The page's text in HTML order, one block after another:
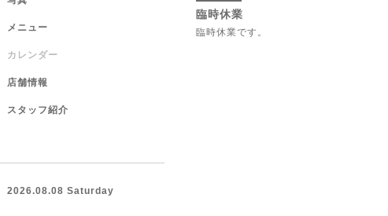
臨時休業
臨時休業です。
メニュー
カレンダー
店舗情報
スタッフ紹介
2026.08.08 Saturday